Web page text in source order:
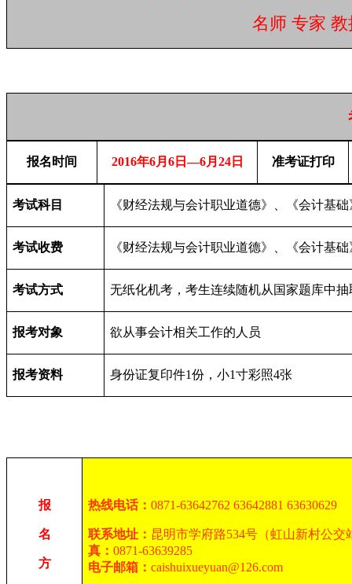
名师 专家
报名时间 2016年6月6日—6月24日 准考证打印
考试科目 《财经法规与会计职业道德》、《会计基
考试收费 《财经法规与会计职业道德》、《会计基
考试方式 无纸化机考，考生连续随机从国家题库中
报考对象 欲从事会计相关工作的人员
报考资料 身份证复印件1份，小1寸彩照4张
报
名
方
热线电话： 0871-63642762 63642881 63630629
联系地址： 昆明市学府路534号（虹山新村公交
真： 0871-63639285
电子邮箱： caishuixueyuan@126.com